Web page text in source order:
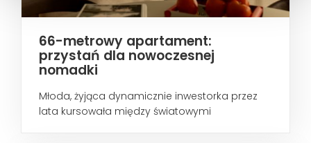
66-metrowy apartament:
przystań dla nowoczesnej
nomadki
Młoda, żyjąca dynamicznie inwestorka przez
lata kursowała między światowymi